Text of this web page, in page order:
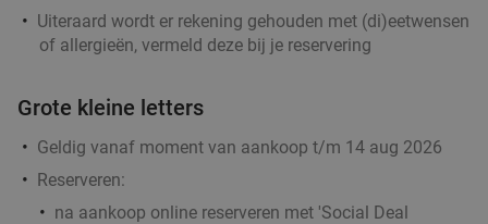
Uiteraard wordt er rekening gehouden met (di)eetwensen
of allergieën, vermeld deze bij je reservering
Grote kleine letters
Geldig vanaf moment van aankoop t/m 14 aug 2026
Reserveren:
na aankoop online reserveren met 'Social Deal